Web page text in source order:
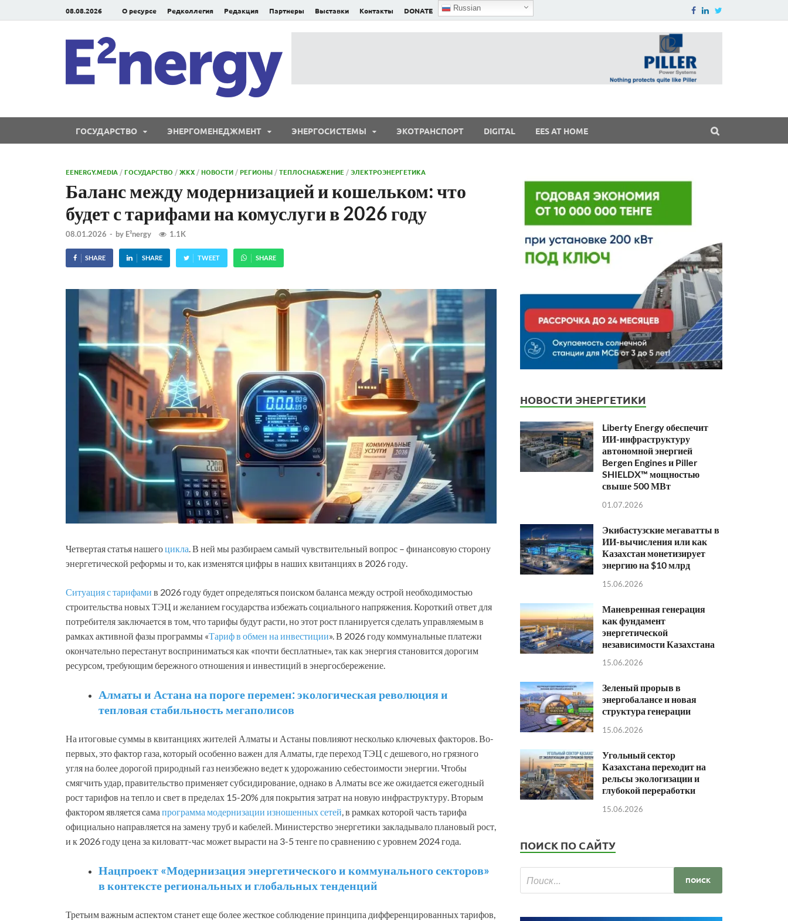
08.08.2026 О ресурсе Редколлегия Редакция Партнеры Выставки Контакты DONATE Russian
ГОСУДАРСТВО ЭНЕРГОМЕНЕДЖМЕНТ ЭНЕРГОСИСТЕМЫ ЭКОТРАНСПОРТ DIGITAL EES AT HOME
EENERGY.MEDIA /ГОСУДАРСТВО /ЖКХ /НОВОСТИ /РЕГИОНЫ /ТЕПЛОСНАБЖЕНИЕ /ЭЛЕКТРОЭНЕРГЕТИКА
Баланс между модернизацией и кошельком: что
будет с тарифами на комуслуги в 2026 году
08.01.2026 - by E²nergy 1.1K
SHARE SHARE TWEET SHARE
Четвертая статья нашегоцикла. В ней мы разбираем самый чувствительный вопрос – финансовую сторону
энергетической реформы и то, как изменятся цифры в наших квитанциях в 2026 году.
Ситуация с тарифами в 2026 году будет определяться поиском баланса между острой необходимостью
строительства новых ТЭЦ и желанием государства избежать социального напряжения. Короткий ответ для
потребителя заключается в том, что тарифы будут расти, но этот рост планируется сделать управляемым в
рамках активной фазы программы «Тариф в обмен на инвестиции». В 2026 году коммунальные платежи
окончательно перестанут восприниматься как «почти бесплатные», так как энергия становится дорогим
ресурсом, требующим бережного отношения и инвестиций в энергосбережение.
Алматы и Астана на пороге перемен: экологическая революция и
тепловая стабильность мегаполисов
На итоговые суммы в квитанциях жителей Алматы и Астаны повлияют несколько ключевых факторов. Во-
первых, это фактор газа, который особенно важен для Алматы, где переход ТЭЦ с дешевого, но грязного
угля на более дорогой природный газ неизбежно ведет к удорожанию себестоимости энергии. Чтобы
смягчить удар, правительство применяет субсидирование, однако в Алматы все же ожидается ежегодный
рост тарифов на тепло и свет в пределах 15-20% для покрытия затрат на новую инфраструктуру. Вторым
фактором является сама программа модернизации изношенных сетей, в рамках которой часть тарифа
официально направляется на замену труб и кабелей. Министерство энергетики закладывало плановый рост,
и к 2026 году цена за киловатт-час может вырасти на 3-5 тенге по сравнению с уровнем 2024 года.
Нацпроект «Модернизация энергетического и коммунального секторов»
в контексте региональных и глобальных тенденций
Третьим важным аспектом станет еще более жесткое соблюдение принципа дифференцированных тарифов,
НОВОСТИ ЭНЕРГЕТИКИ
Liberty Energy обеспечит
ИИ-инфраструктуру
автономной энергией
Bergen Engines и Piller
SHIELDX™ мощностью
свыше 500 МВт
01.07.2026
Экибастузские мегаватты в
ИИ-вычисления или как
Казахстан монетизирует
энергию на $10 млрд
15.06.2026
Маневренная генерация
как фундамент
энергетической
независимости Казахстана
15.06.2026
Зеленый прорыв в
энергобалансе и новая
структура генерации
15.06.2026
Угольный сектор
Казахстана переходит на
рельсы экологизации и
глубокой переработки
15.06.2026
ПОИСК ПО САЙТУ